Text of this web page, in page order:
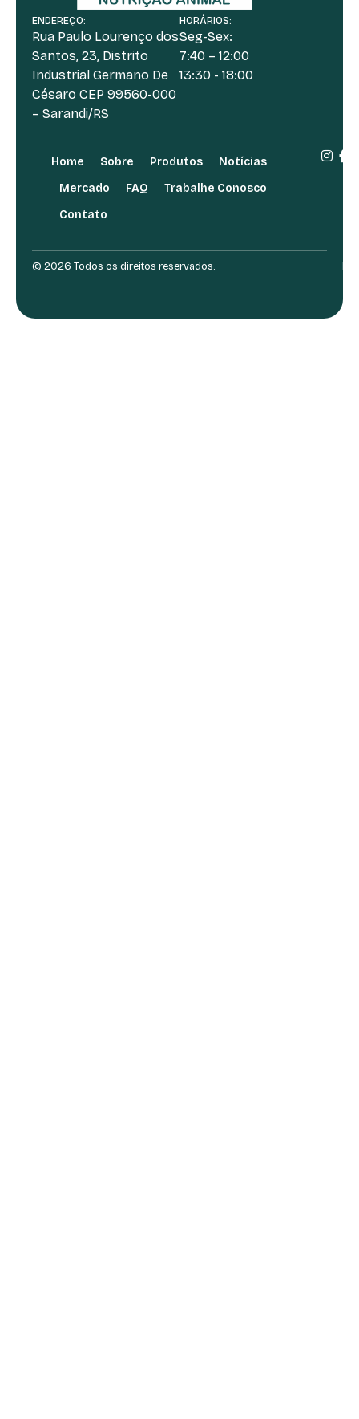
ENDEREÇO:
Rua Paulo Lourenço dos
Santos, 23, Distrito
Industrial Germano De
Césaro CEP 99560-000
– Sarandi/RS
HORÁRIOS:
Seg-Sex:
7:40 – 12:00
13:30 - 18:00
Home Sobre Produtos
Notícias
Mercado
FAQ
Trabalhe Conosco
Contato
© 2026 Todos os direitos reservados.